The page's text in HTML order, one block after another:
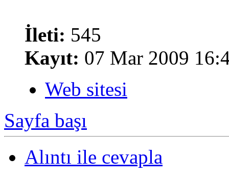
İleti: 545
Kayıt: 07 Mar 2009
Web sitesi
Sayfa başı
Alıntı ile cevapla